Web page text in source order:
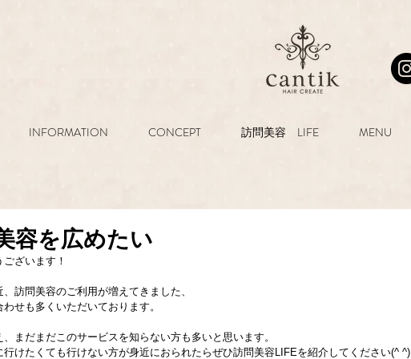
INFORMATION CONCEPT 訪問美容 LIFE MENU
容を広めたい
ございます！
、訪問美容のご利用が増えてきました、
わせも多くいただいております。
、まだまだこのサービスを知らない方も多いと思います。
行けたくても行けない方が身近におられたらぜひ訪問美容LIFEを紹介してください(^ ^)